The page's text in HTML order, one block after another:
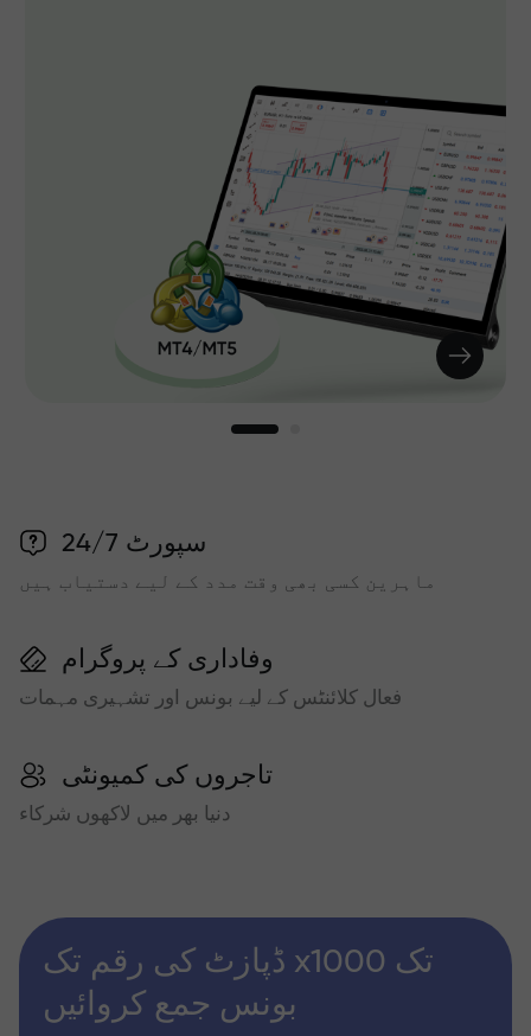
سپورٹ 24/7
ماہرین کسی بھی وقت مدد کے لیے دستیاب ہیں
وفاداری کے پروگرام
فعال کلائنٹس کے لیے بونس اور تشہیری مہمات
تاجروں کی کمیونٹی
دنیا بھر میں لاکھوں شرکاء
ڈپازٹ کی رقم تک x1000 تک
بونس جمع کروائیں